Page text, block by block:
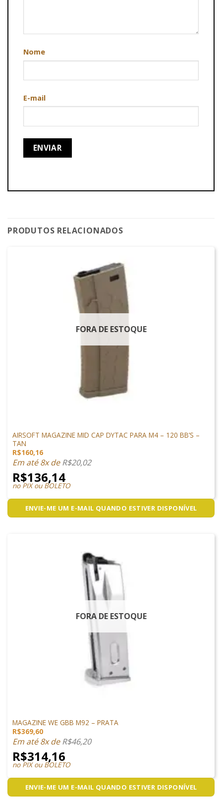
Nome
E-mail
PRODUTOS RELACIONADOS
FORA DE ESTOQUE
AIRSOFT MAGAZINE MID CAP DYTAC PARA M4 – 120 BB’S –
TAN
R$160,16
Em até 8x deR$20,02
R$136,14
no PIX ou BOLETO
ENVIE-ME UM E-MAIL QUANDO ESTIVER DISPONÍVEL
FORA DE ESTOQUE
MAGAZINE WE GBB M92 – PRATA
R$369,60
Em até 8x deR$46,20
R$314,16
no PIX ou BOLETO
ENVIE-ME UM E-MAIL QUANDO ESTIVER DISPONÍVEL